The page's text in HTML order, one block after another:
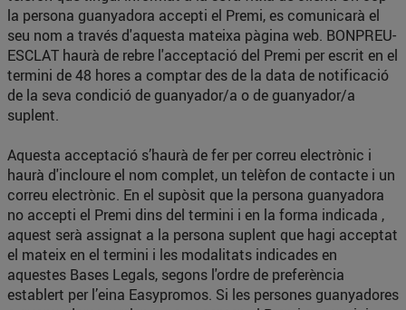
la persona guanyadora accepti el Premi, es comunicarà el
seu nom a través d'aquesta mateixa pàgina web. BONPREU-
ESCLAT haurà de rebre l'acceptació del Premi per escrit en el
termini de 48 hores a comptar des de la data de notificació
de la seva condició de guanyador/a o de guanyador/a
suplent.
Aquesta acceptació s’haurà de fer per correu electrònic i
haurà d'incloure el nom complet, un telèfon de contacte i un
correu electrònic. En el supòsit que la persona guanyadora
no accepti el Premi dins del termini i en la forma indicada ,
aquest serà assignat a la persona suplent que hagi acceptat
el mateix en el termini i les modalitats indicades en
aquestes Bases Legals, segons l'ordre de preferència
establert per l’eina Easypromos. Si les persones guanyadores